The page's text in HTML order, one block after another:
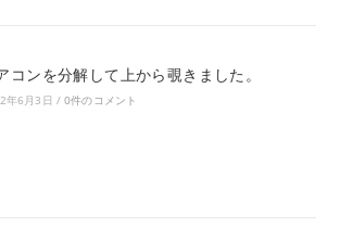
コンを分解して上から覗きました。
年6月3日 / 0件のコメント